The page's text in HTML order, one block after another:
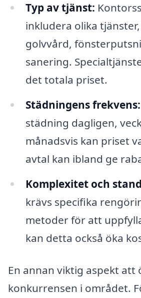
Typ av tjänst:
inkludera olika
golvvård,
sanering.
det totala priset.
Städningens frekvens:
städning dagligen,
månadsvis kan priset
avtal kan ibland ge
Komplexitet och
krävs specifika
metoder för att
kan detta också öka
En annan viktig aspekt att
konkurrensen i området.